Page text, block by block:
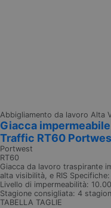
Abbigliamento da lavoro Alta
Giacca
Traffic RT60
Portwest
RT60
Giacca da lavoro traspirante
alta visibilità, e RIS
Livello di impermeabilità:
Stagione consigliata: 4
TABELLA TAGLIE